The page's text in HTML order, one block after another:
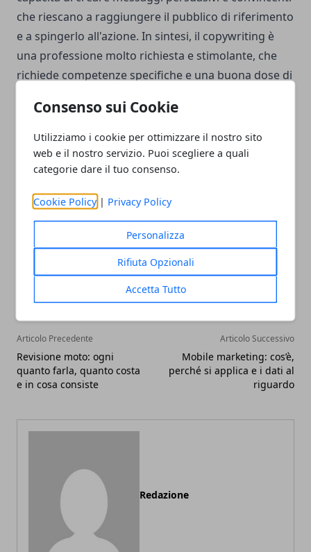
Consenso sui Cookie
Utilizziamo i cookie per ottimizzare il nostro sito
web e il nostro servizio. Puoi scegliere a quali
categorie dare il tuo consenso.
Cookie Policy | Privacy Policy
Personalizza
Rifiuta Opzionali
Accetta Tutto
che riescano a raggiungere il pubblico di riferimento
e a spingerlo all'azione. In sintesi, il copywriting è
una professione molto richiesta e stimolante, che
richiede competenze specifiche e una buona dose di
grado di creare messaggi che siano in grado di
catturare l'attenzione del pubblico e di convincerlo
ad agire, utilizzando tecniche di scrittura persuasiva
e creativa.
Whatsapp
Articolo Precedente
Revisione moto: ogni
quanto farla, quanto costa
e in cosa consiste
Articolo Successivo
Mobile marketing: cos’è,
perché si applica e i dati al
riguardo
Redazione